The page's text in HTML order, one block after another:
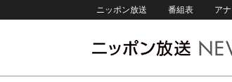
ニッポン放送 番組表 ア